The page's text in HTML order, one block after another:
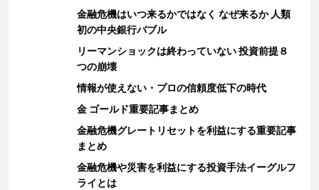
金融危機はいつ来るかではなく なぜ来るか 人類
初の中央銀行バブル
リーマンショックは終わっていない 投資前提８
つの崩壊
情報が使えない・プロの信頼度低下の時代
金 ゴールド重要記事まとめ
金融危機グレートリセットを利益にする重要記事
まとめ
金融危機や災害を利益にする投資手法イーグルフ
ライとは